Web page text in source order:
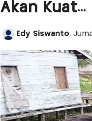
Akan Kuat...
Edy Siswanto,